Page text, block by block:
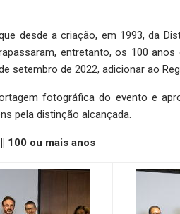
desde a criação, em 1993, da
entretanto, os 100
setembro de 2022, adicionar ao
fotográfica do evento e
pela distinção alcançada.
100 ou mais anos